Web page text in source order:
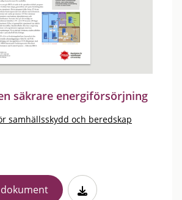
säkrare energiförsörjning
samhällsskydd och beredskap